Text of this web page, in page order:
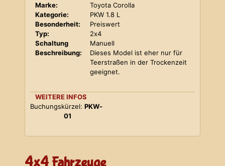
Marke:
Toyota Corolla
Kategorie:
PKW 1.8 L
Besonderheit:
Preiswert
Typ:
2x4
Schaltung
Manuell
Beschreibung:
Dieses Model ist eher nur für
Teerstraßen in der Trockenzeit
geeignet.
WEITERE INFOS
Buchungskürzel: PKW-
01